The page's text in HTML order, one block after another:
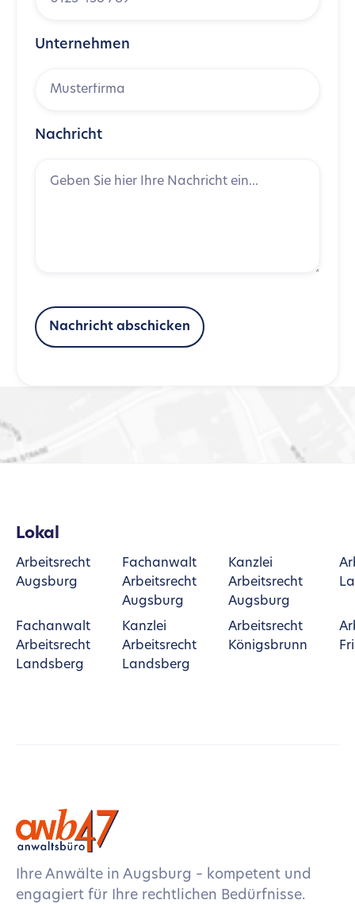
Unternehmen
Nachricht
Lokal
Arbeitsrecht
Augsburg
Fachanwalt
Arbeitsrecht
Augsburg
Kanzlei
Arbeitsrecht
Augsburg
Fachanwalt
Arbeitsrecht
Landsberg
Kanzlei
Arbeitsrecht
Landsberg
Arbeitsrecht
Königsbrunn
Ihre Anwälte in Augsburg – kompetent und
engagiert für Ihre rechtlichen Bedürfnisse.